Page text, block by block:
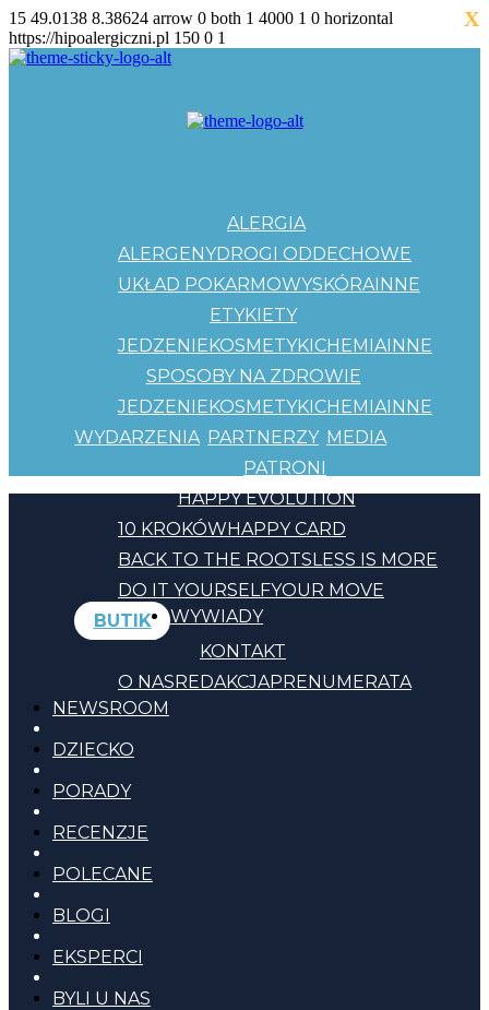
15 49.0138 8.38624 arrow 0 both 1 4000 1 0 horizontal
https://hipoalergiczni.pl 150 0 1
ALERGIA
ALERGENYDROGI ODDECHOWE
UKŁAD POKARMOWYSKÓRAINNE
ETYKIETY
JEDZENIEKOSMETYKICHEMIAINNE
SPOSOBY NA ZDROWIE
JEDZENIEKOSMETYKICHEMIAINNE
WYDARZENIA PARTNERZY
PATRONI
MEDIA
HAPPY EVOLUTION
10 KROKÓWHAPPY CARD
BACK TO THE ROOTSLESS IS MORE
DO IT YOURSELFYOUR MOVE
BUTIK
KONTAKT
O NASREDAKCJAPRENUMERATA
WYWIADY
NEWSROOM
DZIECKO
PORADY
RECENZJE
POLECANE
BLOGI
EKSPERCI
BYLI U NAS
X